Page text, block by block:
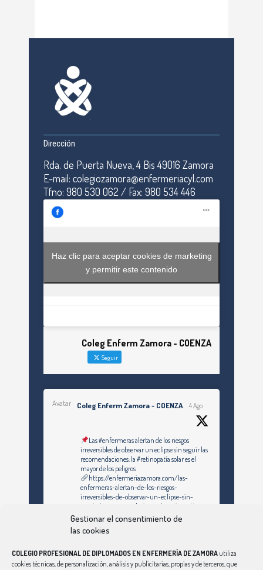
Gestionar el consentimiento de
las cookies
COLEGIO PROFESIONAL DE DIPLOMADOS EN ENFERMERÍA DE ZAMORA utiliza
cookies técnicas, de personalización, análisis y publicitarias, propias y de terceros, que
Dirección
Rda. de Puerta Nueva, 4 Bis 49016 Zamora
E-mail: colegiozamora@enfermeriacyl.com
Tfno: 980 530 062 / Fax: 980 534 446
Haz clic para aceptar cookies de marketing
y permitir este contenido
Coleg Enferm Zamora - COENZA
Seguir
Avatar Coleg Enferm Zamora - COENZA 4 Ago
Las #enfermeras alertan de los riesgos
irreversibles de observar un eclipse sin seguir las
recomendaciones: la #retinopatía solar es el
mayor de los peligros
https://enfermeriazamora.com/las-
enfermeras-alertan-de-los-riesgos-
irreversibles-de-observar-un-eclipse-sin-
seguir-las-recomendaciones-la-retinopatia-
solar-es-el-mayor-de-los-peligros/
Twitter